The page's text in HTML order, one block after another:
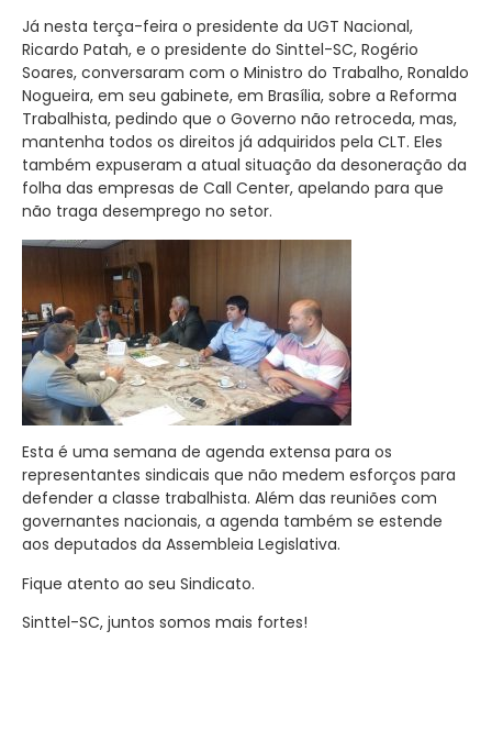
Já nesta terça-feira o presidente da UGT Nacional,
Ricardo Patah, e o presidente do Sinttel-SC, Rogério
Soares, conversaram com o Ministro do Trabalho, Ronaldo
Nogueira, em seu gabinete, em Brasília, sobre a Reforma
Trabalhista, pedindo que o Governo não retroceda, mas,
mantenha todos os direitos já adquiridos pela CLT. Eles
também expuseram a atual situação da desoneração da
folha das empresas de Call Center, apelando para que
não traga desemprego no setor.
Esta é uma semana de agenda extensa para os
representantes sindicais que não medem esforços para
defender a classe trabalhista. Além das reuniões com
governantes nacionais, a agenda também se estende
aos deputados da Assembleia Legislativa.
Fique atento ao seu Sindicato.
Sinttel-SC, juntos somos mais fortes!